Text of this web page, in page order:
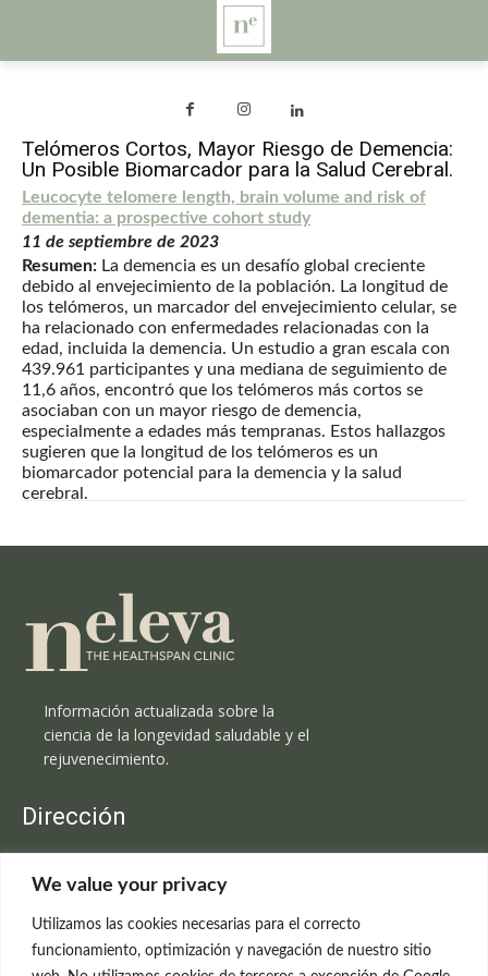
We value your privacy
Utilizamos las cookies necesarias para el correcto
funcionamiento, optimización y navegación de nuestro sitio
Telómeros Cortos, Mayor Riesgo de Demencia:
Un Posible Biomarcador para la Salud Cerebral.
Leucocyte telomere length, brain volume and risk of
dementia: a prospective cohort study
11 de septiembre de 2023
Resumen: La demencia es un desafío global creciente
debido al envejecimiento de la población. La longitud de
los telómeros, un marcador del envejecimiento celular, se
ha relacionado con enfermedades relacionadas con la
edad, incluida la demencia. Un estudio a gran escala con
439.961 participantes y una mediana de seguimiento de
11,6 años, encontró que los telómeros más cortos se
asociaban con un mayor riesgo de demencia,
especialmente a edades más tempranas. Estos hallazgos
sugieren que la longitud de los telómeros es un
biomarcador potencial para la demencia y la salud
cerebral.
Información actualizada sobre la
ciencia de la longevidad saludable y el
rejuvenecimiento.
Dirección
C/Claudio Coello, 19 - 1º
699 595 619